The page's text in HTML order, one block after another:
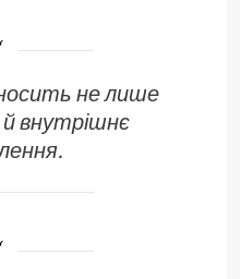
не лише
внутрішнє